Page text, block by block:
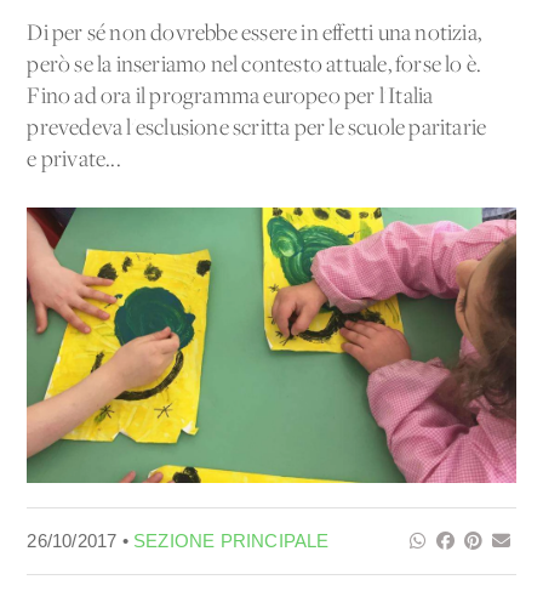
Di per sé non dovrebbe essere in effetti una notizia,
però se la inseriamo nel contesto attuale, forse lo è.
Fino ad ora il programma europeo per l'Italia
prevedeva l'esclusione scritta per le scuole paritarie
e private...
26/10/2017 • SEZIONE PRINCIPALE